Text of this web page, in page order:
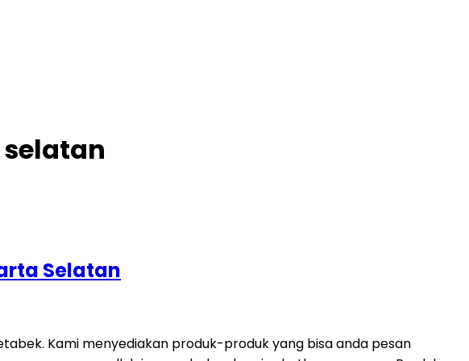
Selatan
Kami menyediakan produk-produk yang bisa anda pesan